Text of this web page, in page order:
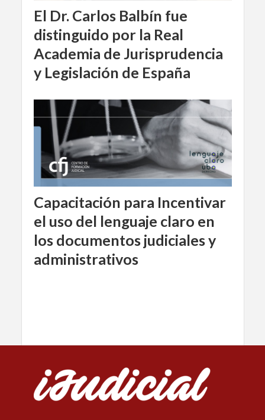
El Dr. Carlos Balbín fue
distinguido por la Real
Academia de Jurisprudencia
y Legislación de España
Capacitación para Incentivar
el uso del lenguaje claro en
los documentos judiciales y
administrativos